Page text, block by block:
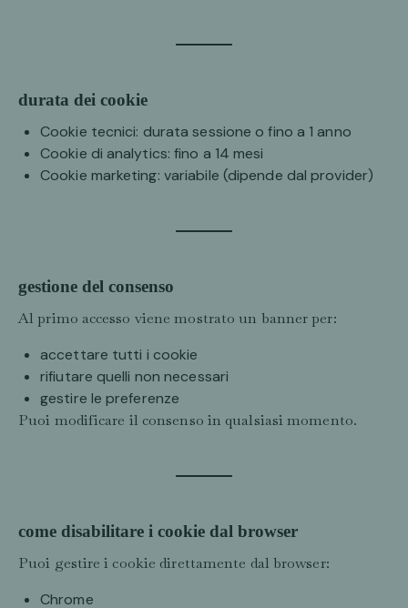
durata dei cookie
Cookie tecnici: durata sessione o fino a 1 anno
Cookie di analytics: fino a 14 mesi
Cookie marketing: variabile (dipende dal provider)
gestione del consenso
Al primo accesso viene mostrato un banner per:
accettare tutti i cookie
rifiutare quelli non necessari
gestire le preferenze
Puoi modificare il consenso in qualsiasi momento.
come disabilitare i cookie dal browser
Puoi gestire i cookie direttamente dal browser:
Chrome